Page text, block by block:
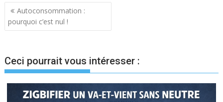
Navigation
de
Autoconsommation :
pourquoi c’est nul !
Ceci pourrait vous intéresser :